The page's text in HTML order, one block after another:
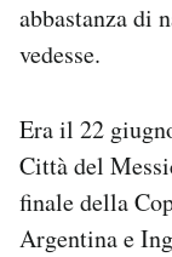
AREA
Notifiche
Regala il
Hai bisogno
Esci
abbastanza di
vedesse.
Era il 22
Città del
finale della
Argentina e